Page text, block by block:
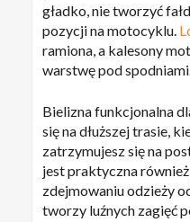
gładko, nie tworzyć
pozycji na motocyklu.
ramiona, a kalesony
warstwę pod spodniami.
Bielizna funkcjonalna
się na dłuższej trasie,
zatrzymujesz się na
jest praktyczna
zdejmowaniu odzieży
tworzy luźnych zagięć